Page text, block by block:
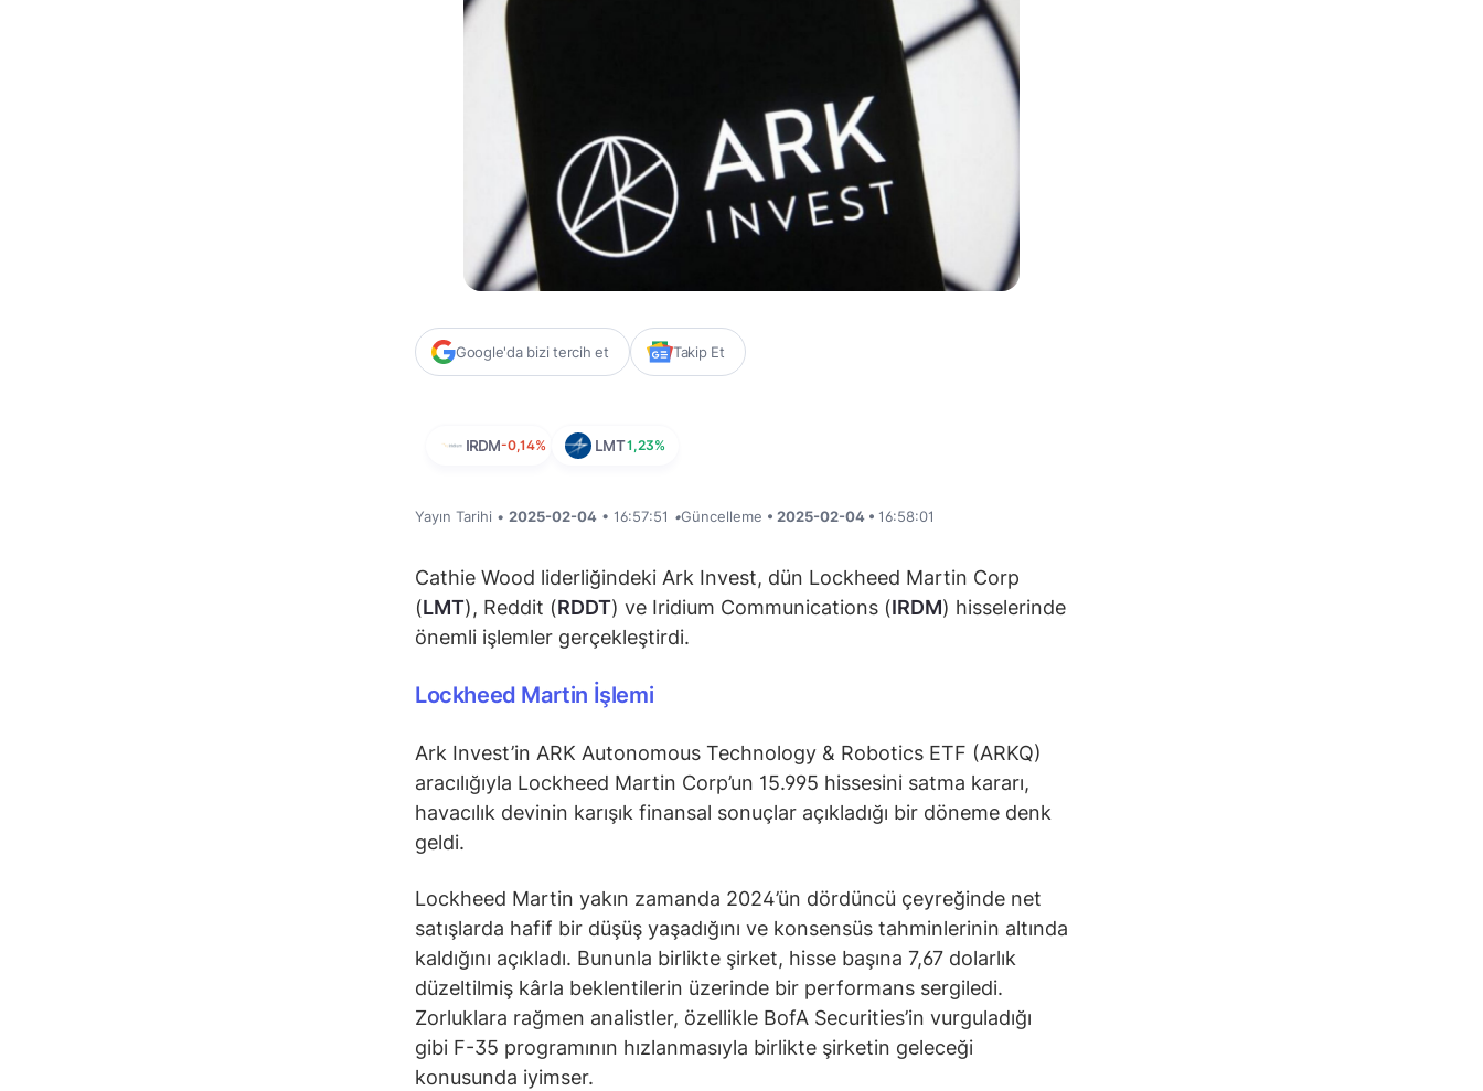
Google'da bizi tercih et Takip Et
IRDM-0,14% LMT1,23%
Yayın Tarihi • 2025-02-04 • 16:57:51 •Güncelleme • 2025-02-04 • 16:58:01
Cathie Wood liderliğindeki Ark Invest, dün Lockheed Martin Corp
(LMT), Reddit (RDDT) ve Iridium Communications (IRDM) hisselerinde
önemli işlemler gerçekleştirdi.
Lockheed Martin İşlemi
Ark Invest’in ARK Autonomous Technology & Robotics ETF (ARKQ)
aracılığıyla Lockheed Martin Corp’un 15.995 hissesini satma kararı,
havacılık devinin karışık finansal sonuçlar açıkladığı bir döneme denk
geldi.
Lockheed Martin yakın zamanda 2024’ün dördüncü çeyreğinde net
satışlarda hafif bir düşüş yaşadığını ve konsensüs tahminlerinin altında
kaldığını açıkladı. Bununla birlikte şirket, hisse başına 7,67 dolarlık
düzeltilmiş kârla beklentilerin üzerinde bir performans sergiledi.
Zorluklara rağmen analistler, özellikle BofA Securities’in vurguladığı
gibi F-35 programının hızlanmasıyla birlikte şirketin geleceği
konusunda iyimser.